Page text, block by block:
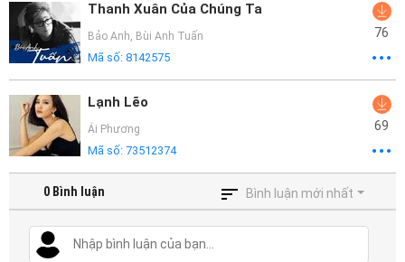
Thanh Xuân Của Chúng Ta
Bảo Anh, Bùi Anh Tuấn
Mã số: 8142575
76
Lạnh Lẽo
Ái Phương
Mã số: 73512374
69
0 Bình luận Bình luận mới nhất